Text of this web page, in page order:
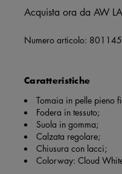
Acquista ora da AW
Numero articolo:
Caratteristiche
Tomaia in pelle pieno
Fodera in tessuto;
Suola in gomma;
Calzata regolare;
Chiusura con lacci;
Colorway: Cloud